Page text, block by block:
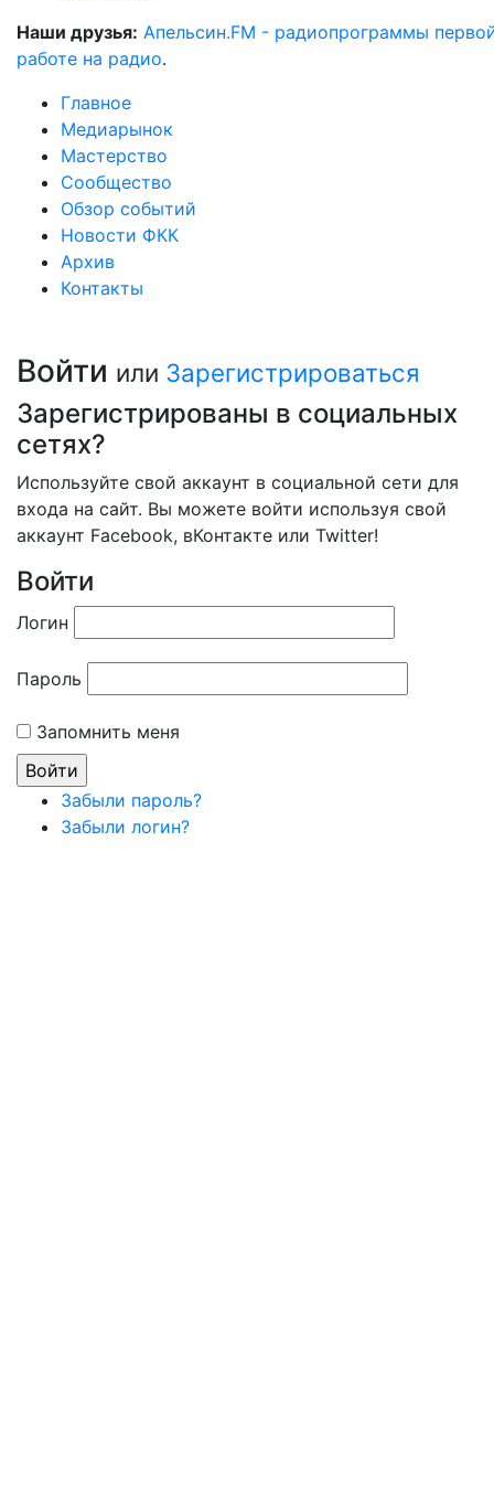
Наши друзья: Апельсин.FM - радиопрограммы
работе на радио.
Главное
Медиарынок
Мастерство
Сообщество
Обзор событий
Новости ФКК
Архив
Контакты
Войти или Зарегистрироваться
Зарегистрированы в социальных
сетях?
Используйте свой аккаунт в социальной сети для
входа на сайт. Вы можете войти используя свой
аккаунт Facebook, вКонтакте или Twitter!
Войти
Логин
Пароль
Запомнить меня
Забыли пароль?
Забыли логин?